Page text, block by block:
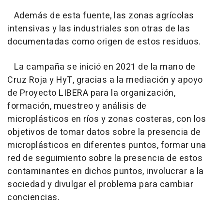
Además de esta fuente, las zonas agrícolas
intensivas y las industriales son otras de las
documentadas como origen de estos residuos.
La campaña se inició en 2021 de la mano de
Cruz Roja y HyT, gracias a la mediación y apoyo
de Proyecto LIBERA para la organización,
formación, muestreo y análisis de
microplásticos en ríos y zonas costeras, con los
objetivos de tomar datos sobre la presencia de
microplásticos en diferentes puntos, formar una
red de seguimiento sobre la presencia de estos
contaminantes en dichos puntos, involucrar a la
sociedad y divulgar el problema para cambiar
conciencias.